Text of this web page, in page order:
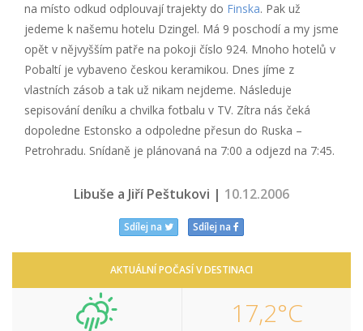
na místo odkud odplouvají trajekty do Finska. Pak už
jedeme k našemu hotelu Dzingel. Má 9 poschodí a my jsme
opět v nějvyšším patře na pokoji číslo 924. Mnoho hotelů v
Pobaltí je vybaveno českou keramikou. Dnes jíme z
vlastních zásob a tak už nikam nejdeme. Následuje
sepisování deníku a chvilka fotbalu v TV. Zítra nás čeká
dopoledne Estonsko a odpoledne přesun do Ruska –
Petrohradu. Snídaně je plánovaná na 7:00 a odjezd na 7:45.
Libuše a Jiří Peštukovi | 10.12.2006
Sdílej na Sdílej na
AKTUÁLNÍ POČASÍ V DESTINACI
17,2°C